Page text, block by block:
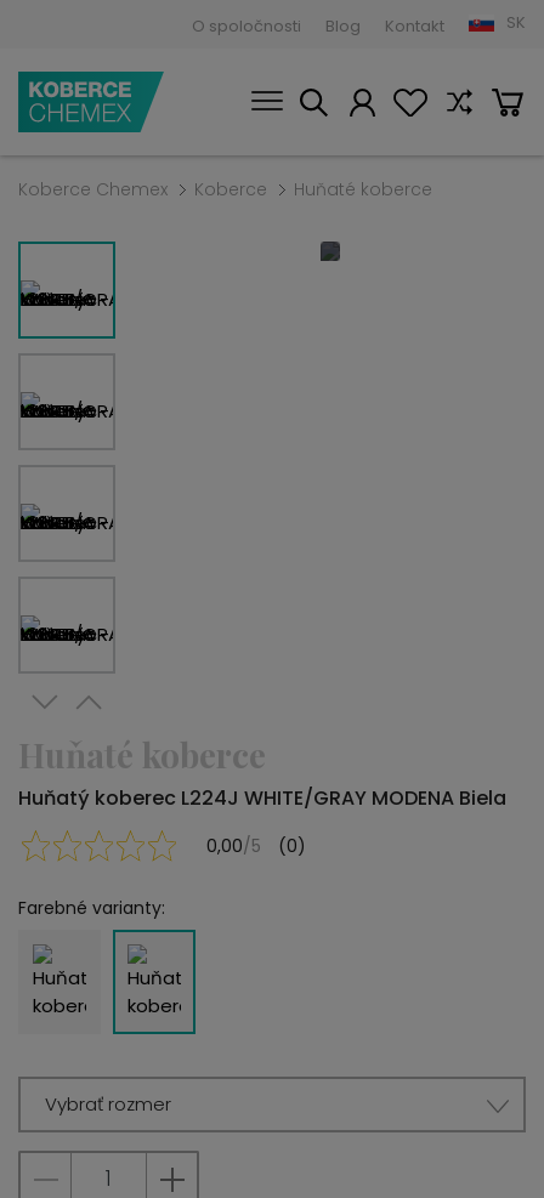
O spoločnosti Blog Kontakt SK
Koberce Chemex Koberce Huňaté koberce
Huňaté koberce
Huňatý koberec L224J WHITE/GRAY MODENA Biela
0,00/5 (0)
Farebné varianty:
Vybrať rozmer